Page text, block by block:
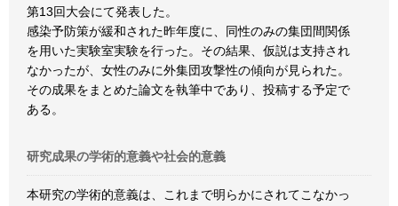
第13回大会にて発表した。
感染予防策が緩和された昨年度に、同性のみの集団間関係
を用いた実験室実験を行った。その結果、仮説は支持され
なかったが、女性のみに外集団攻撃性の傾向が見られた。
その成果をまとめた論文を執筆中であり、投稿する予定で
ある。
研究成果の学術的意義や社会的意義
本研究の学術的意義は、これまで明らかにされてこなかっ